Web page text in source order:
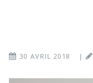
30 AVRIL 2018 |